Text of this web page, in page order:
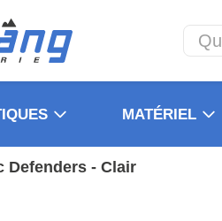
MATÉRIEL
Defenders - Clair